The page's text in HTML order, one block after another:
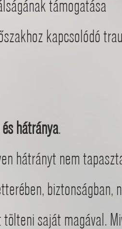
támogatása
kapcsolódó
hátránya.
hátrányt nem
biztonságban,
saját magával.